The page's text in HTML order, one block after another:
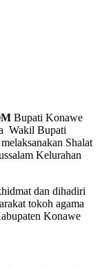
Bupati Konawe
Wakil Bupati
Shalat
Kelurahan
dan dihadiri
tokoh agama
Konawe